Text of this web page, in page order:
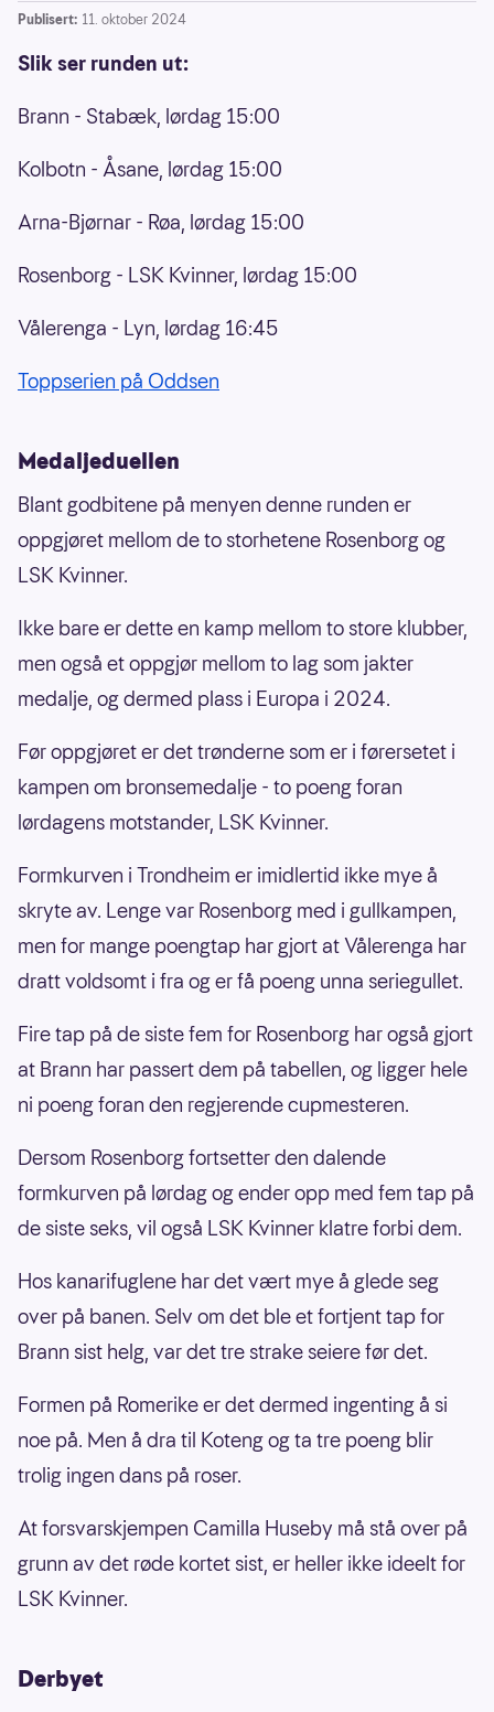
Publisert: 11. oktober 2024
Slik ser runden ut:
Brann - Stabæk, lørdag 15:00
Kolbotn - Åsane, lørdag 15:00
Arna-Bjørnar - Røa, lørdag 15:00
Rosenborg - LSK Kvinner, lørdag 15:00
Vålerenga - Lyn, lørdag 16:45
Toppserien på Oddsen
Medaljeduellen
Blant godbitene på menyen denne runden er
oppgjøret mellom de to storhetene Rosenborg og
LSK Kvinner.
Ikke bare er dette en kamp mellom to store klubber,
men også et oppgjør mellom to lag som jakter
medalje, og dermed plass i Europa i 2024.
Før oppgjøret er det trønderne som er i førersetet i
kampen om bronsemedalje - to poeng foran
lørdagens motstander, LSK Kvinner.
Formkurven i Trondheim er imidlertid ikke mye å
skryte av. Lenge var Rosenborg med i gullkampen,
men for mange poengtap har gjort at Vålerenga har
dratt voldsomt i fra og er få poeng unna seriegullet.
Fire tap på de siste fem for Rosenborg har også gjort
at Brann har passert dem på tabellen, og ligger hele
ni poeng foran den regjerende cupmesteren.
Dersom Rosenborg fortsetter den dalende
formkurven på lørdag og ender opp med fem tap på
de siste seks, vil også LSK Kvinner klatre forbi dem.
Hos kanarifuglene har det vært mye å glede seg
over på banen. Selv om det ble et fortjent tap for
Brann sist helg, var det tre strake seiere før det.
Formen på Romerike er det dermed ingenting å si
noe på. Men å dra til Koteng og ta tre poeng blir
trolig ingen dans på roser.
At forsvarskjempen Camilla Huseby må stå over på
grunn av det røde kortet sist, er heller ikke ideelt for
LSK Kvinner.
Derbyet